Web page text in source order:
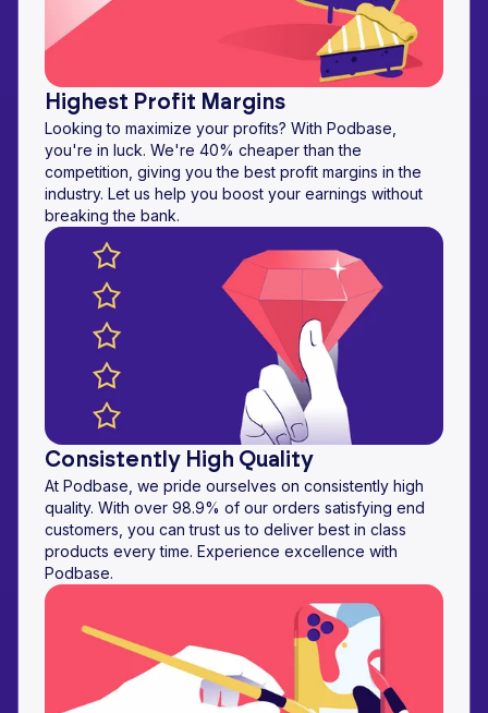
Highest Profit Margins
Looking to maximize your profits? With Podbase,
you're in luck. We're 40% cheaper than the
competition, giving you the best profit margins in the
industry. Let us help you boost your earnings without
breaking the bank.
Consistently High Quality
At Podbase, we pride ourselves on consistently high
quality. With over 98.9% of our orders satisfying end
customers, you can trust us to deliver best in class
products every time. Experience excellence with
Podbase.